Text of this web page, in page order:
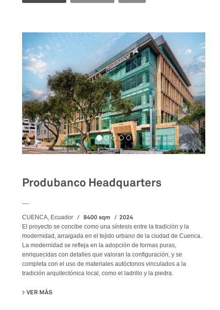
Produbanco Headquarters
CUENCA, Ecuador 8400 sqm 2024
El proyecto se concibe como una síntesis entre la tradición y la
modernidad, arraigada en el tejido urbano de la ciudad de Cuenca.
La modernidad se refleja en la adopción de formas puras,
enriquecidas con detalles que valoran la configuración, y se
completa con el uso de materiales autóctonos vinculados a la
tradición arquitectónica local, como el ladrillo y la piedra.
VER MÁS